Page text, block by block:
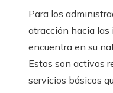
Para los
atracción hacia las
encuentra en su
Estos son activos
servicios básicos